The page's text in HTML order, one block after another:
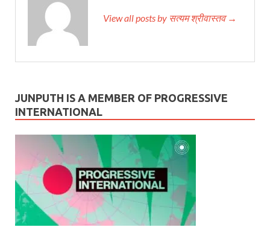
View all posts by सत्यम श्रीवास्तव →
JUNPUTH IS A MEMBER OF PROGRESSIVE
INTERNATIONAL